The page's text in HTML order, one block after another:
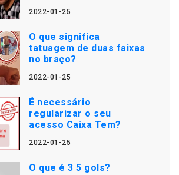
2022-01-25
O que significa
tatuagem de duas faixas
no braço?
2022-01-25
É necessário
regularizar o seu
acesso Caixa Tem?
2022-01-25
O que é 3 5 gols?